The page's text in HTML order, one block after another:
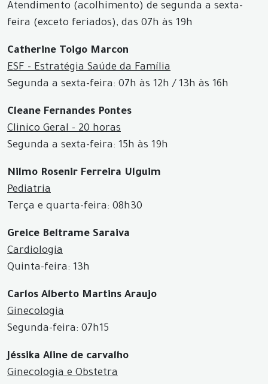
Atendimento (acolhimento) de segunda a sexta-
feira (exceto feriados), das 07h às 19h
Catherine Toigo Marcon
ESF - Estratégia Saúde da Família
Segunda a sexta-feira: 07h às 12h / 13h às 16h
Cleane Fernandes Pontes
Clinico Geral - 20 horas
Segunda a sexta-feira: 15h às 19h
Nilmo Rosenir Ferreira Ulguim
Pediatria
Terça e quarta-feira: 08h30
Greice Beltrame Saraiva
Cardiologia
Quinta-feira: 13h
Carlos Alberto Martins Araujo
Ginecologia
Segunda-feira: 07h15
Jéssika Aline de carvalho
Ginecologia e Obstetra